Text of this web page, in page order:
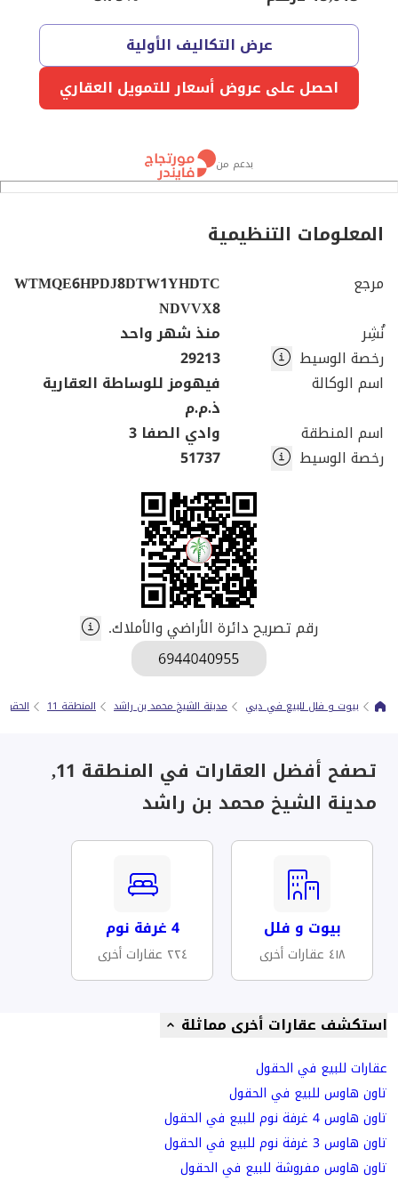
عرض التكاليف الأولية
احصل على عروض أسعار للتمويل العقاري
بدعم من
المعلومات التنظيمية
مرجع
WTMQE6HPDJ8DTW1YHDTC
NDVVX8
نُشِر
منذ شهر واحد
رخصة الوسيط
29213
اسم الوكالة
فيهومز للوساطة العقارية
ذ.م.م
اسم المنطقة
وادي الصفا 3
رخصة الوسيط
51737
رقم تصريح دائرة الأراضي والأملاك.
بيوت و فلل للبيع في دبي مدينة الشيخ محمد بن راشد المنطقة 11 الحقول
تصفح أفضل العقارات في المنطقة 11,
مدينة الشيخ محمد بن راشد
بيوت و فلل
٤١٨ عقارات أخرى
4 غرفة نوم
٢٢٤ عقارات أخرى
استكشف عقارات أخرى مماثلة
عقارات للبيع في الحقول
تاون هاوس للبيع في الحقول
تاون هاوس 4 غرفة نوم للبيع في الحقول
تاون هاوس 3 غرفة نوم للبيع في الحقول
تاون هاوس مفروشة للبيع في الحقول